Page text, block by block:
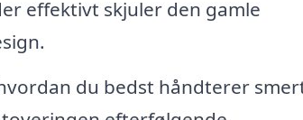
effektivt skjuler den gamle
du bedst håndterer